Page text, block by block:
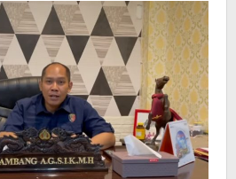
Apresiasi
Peran
Jurnalis
dalam
Demokrasi